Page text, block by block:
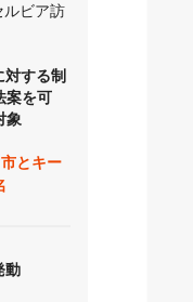
ルビア訪
する制
案を可
象
とキー
動